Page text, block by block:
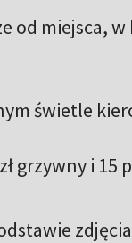
od miejsca,
świetle
grzywny i 15
zdjęcia